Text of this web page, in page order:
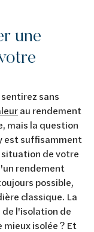
une
sans
au rendement
mais la question
est suffisamment
de votre
rendement
possible,
classique. La
l'isolation de
isolée ? Et